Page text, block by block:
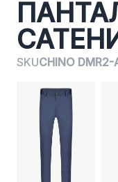
SKUCHINO